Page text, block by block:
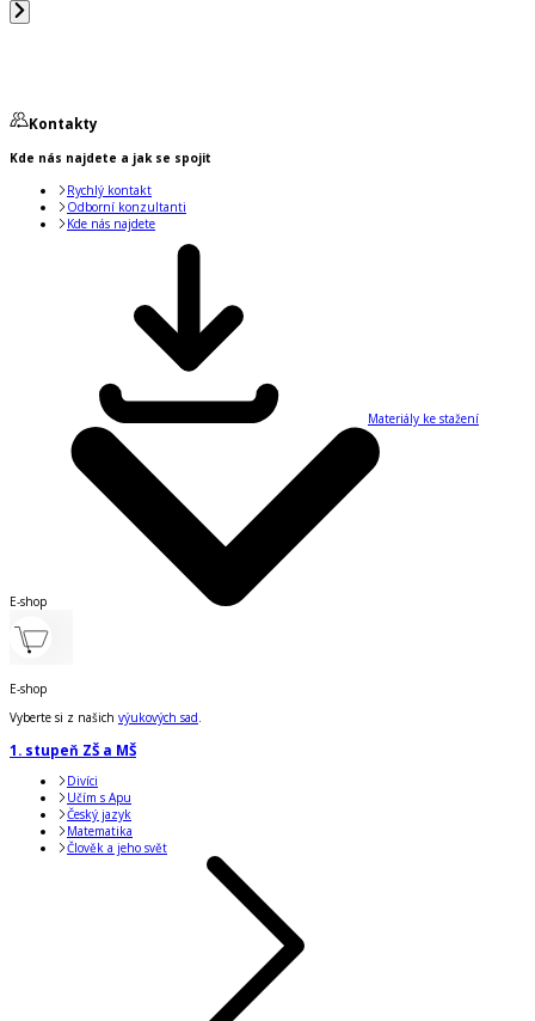
Kontakty
Kde nás najdete a jak se spojit
Rychlý kontakt
Odborní konzultanti
Kde nás najdete
Materiály ke stažení
E-shop
E-shop
Vyberte si z našich výukových sad.
1. stupeň ZŠ a MŠ
Divíci
Učím s Apu
Český jazyk
Matematika
Člověk a jeho svět